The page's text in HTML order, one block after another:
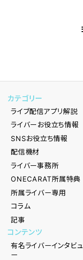
カテゴリー
ライブ配信アプリ解説
ライバーお役立ち情報
SNSお役立ち情報
配信機材
ライバー事務所
ONECARAT所属特典
所属ライバー専用
コラム
記事
コンテンツ
有名ライバーインタビュ
ー